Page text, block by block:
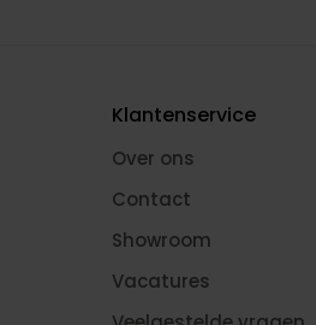
Klantenservice
Over ons
Contact
Showroom
Vacatures